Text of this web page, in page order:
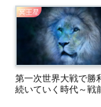
冥王星
第一次世界大戦で勝
続いていく時代～戦